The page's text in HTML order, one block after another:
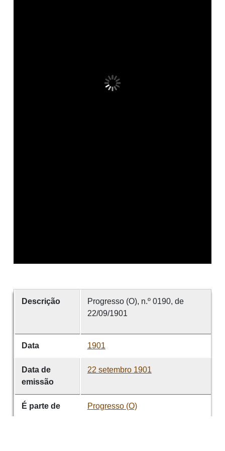
Descrição
Progresso (O), n.º 0190, de
22/09/1901
Data 1901
Data de
emissão
22 setembro 1901
É parte de Progresso (O)